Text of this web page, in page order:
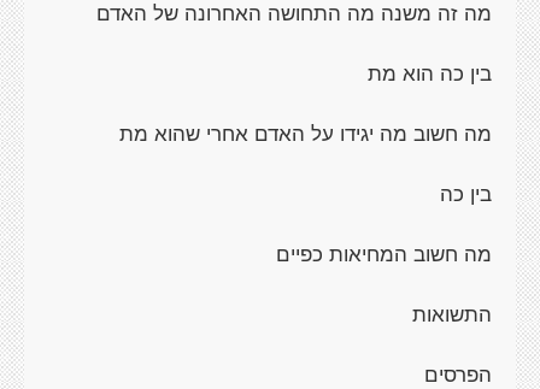
מה זה משנה מה התחושה האחרונה של האדם
בין כה הוא מת
מה חשוב מה יגידו על האדם אחרי שהוא מת
בין כה
מה חשוב המחיאות כפיים
התשואות
הפרסים